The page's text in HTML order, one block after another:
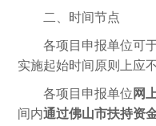
二、时间节点
各项目申报单位可于
实施起始时间原则上应
各项目申报单位 网
间内通过佛山市扶持资